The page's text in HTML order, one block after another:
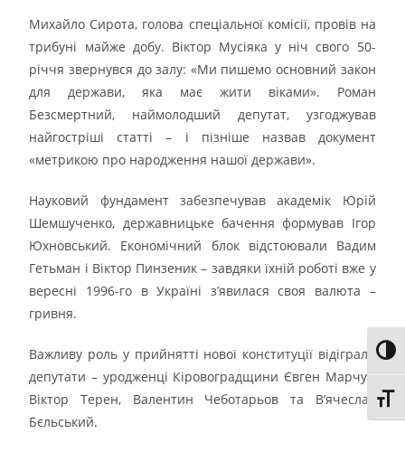
Михайло Сирота, голова спеціальної комісії, провів на
трибуні майже добу. Віктор Мусіяка у ніч свого 50-
річчя звернувся до залу: «Ми пишемо основний закон
для держави, яка має жити віками». Роман
Безсмертний, наймолодший депутат, узгоджував
найгостріші статті – і пізніше назвав документ
«метрикою про народження нашої держави».
Науковий фундамент забезпечував академік Юрій
Шемшученко, державницьке бачення формував Ігор
Юхновський. Економічний блок відстоювали Вадим
Гетьман і Віктор Пинзеник – завдяки їхній роботі вже у
вересні 1996-го в Україні з’явилася своя валюта –
гривня.
Важливу роль у прийнятті нової конституції відіграли
депутати – уродженці Кіровоградщини Євген Марчук,
Віктор Терен, Валентин Чеботарьов та В’ячеслав
Бєльський.